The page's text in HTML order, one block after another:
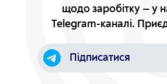
щодо заробітку — у
Telegram-каналі.
Підписатися